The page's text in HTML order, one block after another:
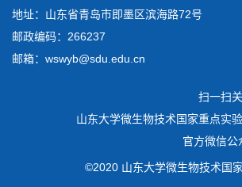
地址：山东省青岛市即墨区滨海路72号
邮政编码：266237
邮箱：wswyb@sdu.edu.cn
扫一扫
山东大学微生物技术国家重点实
官方微信公
©2020 山东大学微生物技术国